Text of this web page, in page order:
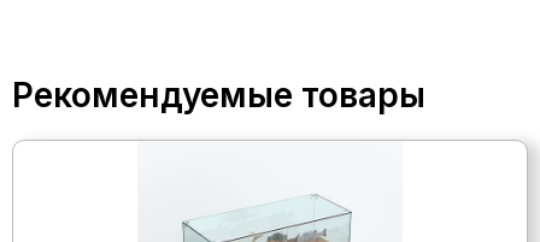
Рекомендуемые товары